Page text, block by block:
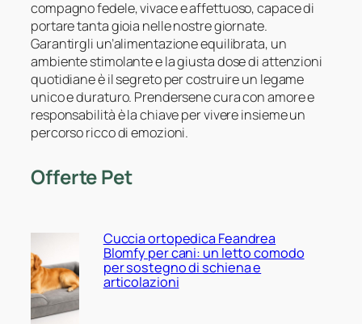
compagno fedele, vivace e affettuoso, capace di
portare tanta gioia nelle nostre giornate.
Garantirgli un’alimentazione equilibrata, un
ambiente stimolante e la giusta dose di attenzioni
quotidiane è il segreto per costruire un legame
unico e duraturo. Prendersene cura con amore e
responsabilità è la chiave per vivere insieme un
percorso ricco di emozioni.
Offerte Pet
Cuccia ortopedica Feandrea
Blomfy per cani: un letto comodo
per sostegno di schiena e
articolazioni